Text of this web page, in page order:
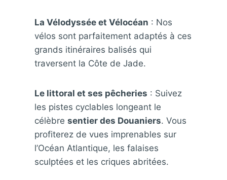
La Vélodyssée et Vélocéan : Nos
vélos sont parfaitement adaptés à ces
grands itinéraires balisés qui
traversent la Côte de Jade.
Le littoral et ses pêcheries : Suivez
les pistes cyclables longeant le
célèbre sentier des Douaniers. Vous
profiterez de vues imprenables sur
l’Océan Atlantique, les falaises
sculptées et les criques abritées.